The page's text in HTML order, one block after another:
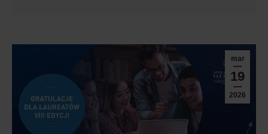
mar
19
2026